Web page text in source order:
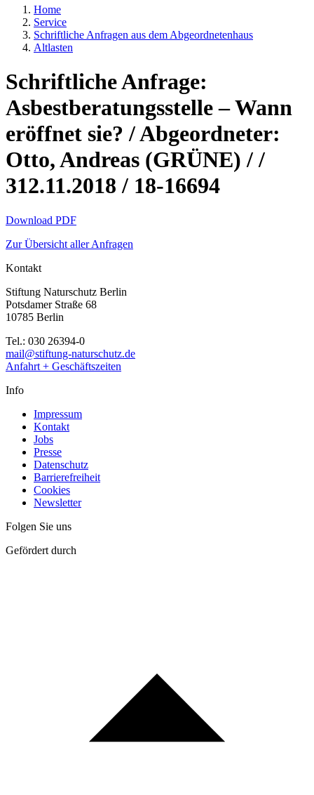
Home
Service
Schriftliche Anfragen aus dem Abgeordnetenhaus
Altlasten
Schriftliche Anfrage:
Asbestberatungsstelle – Wann
eröffnet sie? / Abgeordneter:
Otto, Andreas (GRÜNE) / /
312.11.2018 / 18-16694
Download PDF
Zur Übersicht aller Anfragen
Kontakt
Stiftung Naturschutz Berlin
Potsdamer Straße 68
10785 Berlin
Tel.: 030 26394-0
mail@stiftung-naturschutz.de
Anfahrt + Geschäftszeiten
Info
Impressum
Kontakt
Jobs
Presse
Datenschutz
Barrierefreiheit
Cookies
Newsletter
Folgen Sie uns
Gefördert durch